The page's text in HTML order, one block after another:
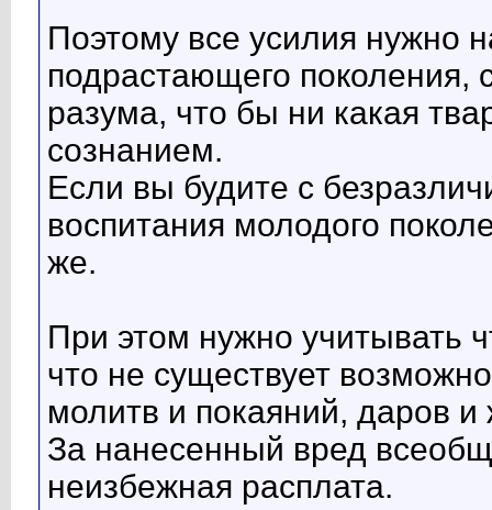
Поэтому все усилия нужно
подрастающего поколения,
разума, что бы ни какая
сознанием.
Если вы будите с
воспитания молодого
же.
При этом нужно учитывать
что не существует
молитв и покаяний, даров
За нанесенный вред
неизбежная расплата.